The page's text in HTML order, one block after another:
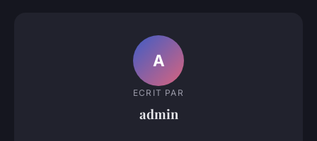
A
ECRIT PAR
admin